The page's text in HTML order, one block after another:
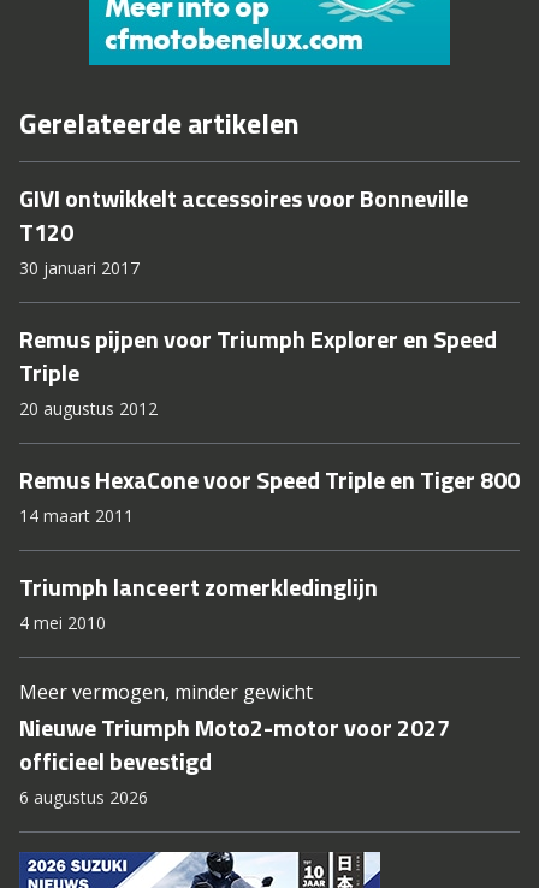
Gerelateerde artikelen
GIVI ontwikkelt accessoires voor Bonneville
T120
30 januari 2017
Remus pijpen voor Triumph Explorer en Speed
Triple
20 augustus 2012
Remus HexaCone voor Speed Triple en Tiger 800
14 maart 2011
Triumph lanceert zomerkledinglijn
4 mei 2010
Meer vermogen, minder gewicht
Nieuwe Triumph Moto2-motor voor 2027
officieel bevestigd
6 augustus 2026